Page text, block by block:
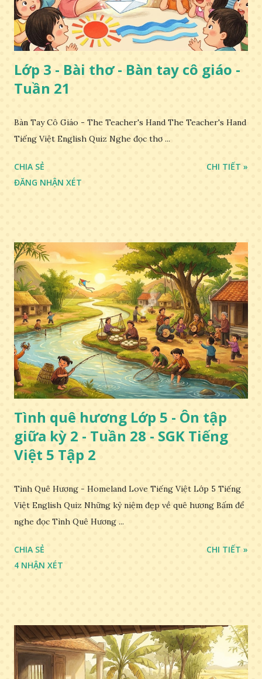
Lớp 3 - Bài thơ - Bàn tay cô giáo -
Tuần 21
Bàn Tay Cô Giáo - The Teacher's Hand The Teacher's Hand
Tiếng Việt English Quiz Nghe đọc thơ ...
CHIA SẺ
ĐĂNG NHẬN XÉT
CHI TIẾT »
Tình quê hương Lớp 5 - Ôn tập
giữa kỳ 2 - Tuần 28 - SGK Tiếng
Việt 5 Tập 2
Tình Quê Hương - Homeland Love Tiếng Việt Lớp 5 Tiếng
Việt English Quiz Những kỷ niệm đẹp về quê hương Bấm để
nghe đọc Tình Quê Hương ...
CHIA SẺ
4 NHẬN XÉT
CHI TIẾT »